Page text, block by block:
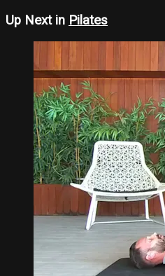
Up Next in Pilates